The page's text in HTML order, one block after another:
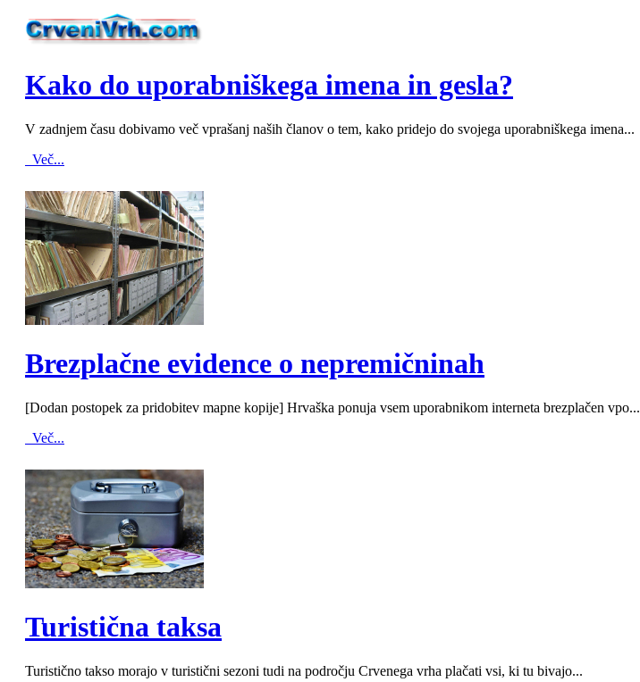
Kako do uporabniškega imena in gesla?
V zadnjem času dobivamo več vprašanj naših članov o tem, kako pridejo do svojega uporabniškega imena...
Več...
Brezplačne evidence o nepremičninah
[Dodan postopek za pridobitev mapne kopije] Hrvaška ponuja vsem uporabnikom interneta brezplačen vpo...
Več...
Turistična taksa
Turistično takso morajo v turistični sezoni tudi na področju Crvenega vrha plačati vsi, ki tu bivajo...